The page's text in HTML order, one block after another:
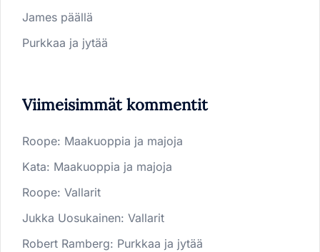
James päällä
Purkkaa ja jytää
Viimeisimmät kommentit
Roope: Maakuoppia ja majoja
Kata: Maakuoppia ja majoja
Roope: Vallarit
Jukka Uosukainen: Vallarit
Robert Ramberg: Purkkaa ja jytää